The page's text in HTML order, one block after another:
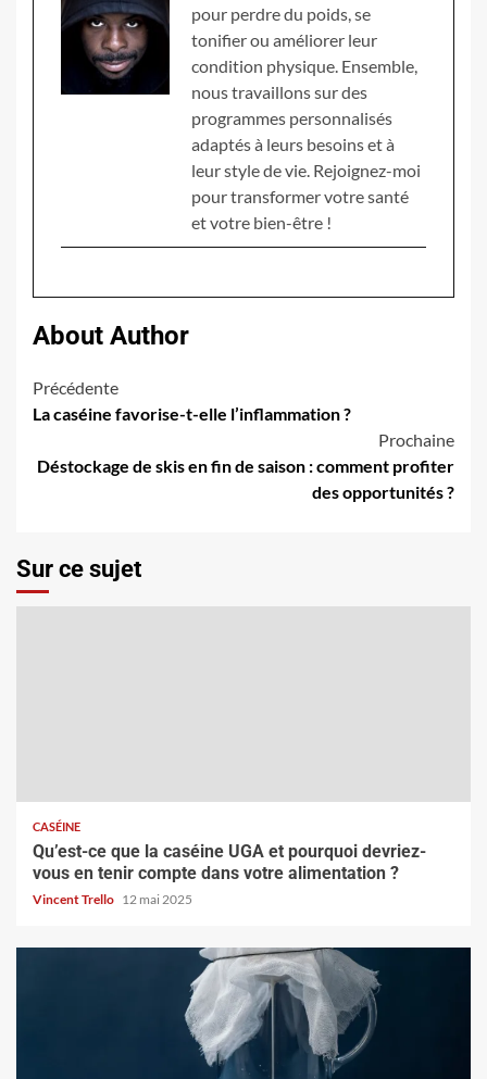
pour perdre du poids, se
tonifier ou améliorer leur
condition physique. Ensemble,
nous travaillons sur des
programmes personnalisés
adaptés à leurs besoins et à
leur style de vie. Rejoignez-moi
pour transformer votre santé
et votre bien-être !
About Author
Navigation
Précédente
La caséine favorise-t-elle l’inflammation ?
Prochaine
Déstockage de skis en fin de saison : comment profiter
des opportunités ?
Sur ce sujet
CASÉINE
Qu’est-ce que la caséine UGA et pourquoi devriez-
vous en tenir compte dans votre alimentation ?
Vincent Trello 12 mai 2025